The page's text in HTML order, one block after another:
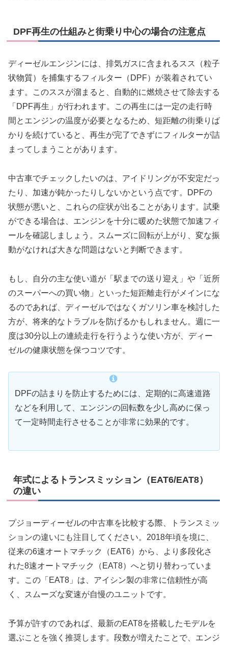
DPF再生の仕組みと街乗り中心の場合の注意点
ディーゼルエンジンには、排気ガスに含まれるスス（粒子
状物質）を捕集するフィルター（DPF）が装着されてい
ます。このススが溜まると、自動的に燃焼させて除去する
「DPF再生」が行われます。この再生には一定の走行時
間とエンジンの温度が必要となるため、短距離の街乗りば
かりを続けていると、再生が完了できずにフィルターが詰
まってしまうことがあります。
中古車でチェックしたいのは、アイドリングが不安定だっ
たり、加速が鈍かったりしないかという点です。DPFの
状態が悪いと、これらの症状が出ることがあります。試乗
ができる場合は、エンジンを十分に暖めた状態で加速フィ
ールを確認しましょう。スムーズに回転が上がり、変な振
動がなければ大きな問題はないと判断できます。
もし、自分の主な使い道が「駅までの送り迎え」や「近所
のスーパーへの買い物」といった短距離走行がメインにな
るのであれば、ディーゼルではなくガソリン車を検討した
方が、将来的なトラブルを防げるかもしれません。週に一
度は30分以上の連続走行を行うような使い方が、ディー
ゼルの健康状態を保つコツです。
DPFの詰まりを防止するためには、定期的に高速道路
などを利用して、エンジンの回転数を少し高めに保っ
て一定時間走行させることが非常に効果的です。
年式によるトランスミッション（EAT6/EAT8）
の違い
プジョーディーゼルの中古車を比較する際、トランスミッ
ションの違いにも注目してください。2018年頃を境に、
従来の6速オートマチック（EAT6）から、より多段化さ
れた8速オートマチック（EAT8）へと切り替わっていま
す。この「EAT8」は、アイシン製の非常に信頼性が高
く、スムーズな変速が自慢のユニットです。
予算が許すのであれば、最新のEAT8を搭載したモデルを
選ぶことを強く推奨します。段数が増えたことで、エンジ